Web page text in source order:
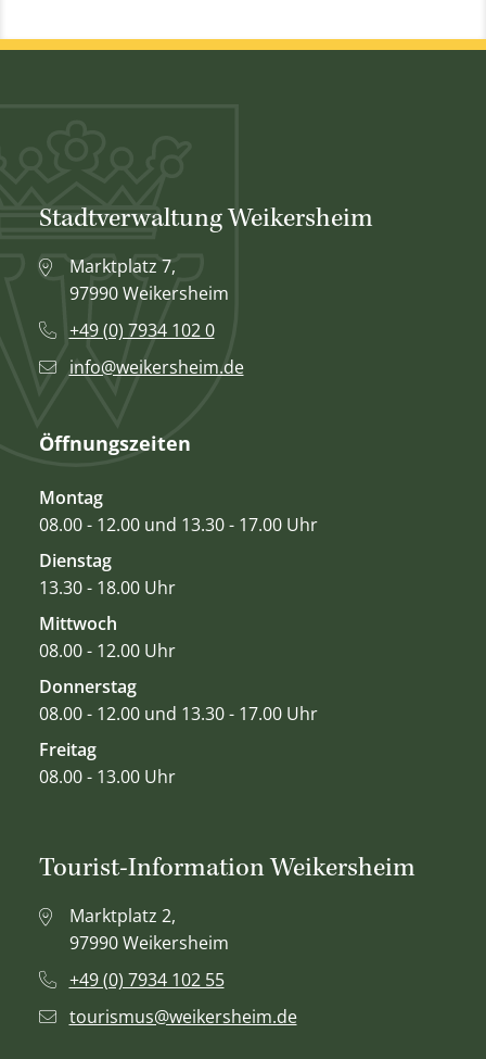
Stadtverwaltung Weikersheim
Marktplatz 7,
97990 Weikersheim
+49 (0) 7934 102 0
info@weikersheim.de
Öffnungszeiten
Montag
08.00 - 12.00 und 13.30 - 17.00 Uhr
Dienstag
13.30 - 18.00 Uhr
Mittwoch
08.00 - 12.00 Uhr
Donnerstag
08.00 - 12.00 und 13.30 - 17.00 Uhr
Freitag
08.00 - 13.00 Uhr
Tourist-Information Weikersheim
Marktplatz 2,
97990 Weikersheim
+49 (0) 7934 102 55
tourismus@weikersheim.de